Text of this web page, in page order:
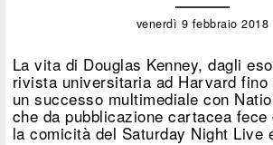
venerdì 9 febbraio 2018
La vita di Douglas Kenney, dagli
rivista universitaria ad Harvard
un successo multimediale con
che da pubblicazione cartacea fece
la comicità del Saturday Night Live